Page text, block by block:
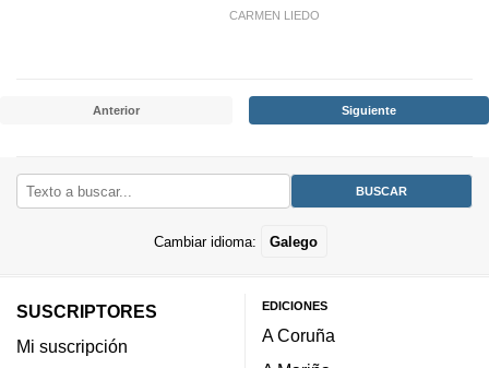
CARMEN LIEDO
Anterior Siguiente
Cambiar idioma: Galego
SUSCRIPTORES
Mi suscripción
EDICIONES
A Coruña